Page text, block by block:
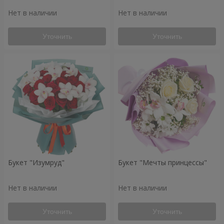
Нет в наличии
Уточнить
Нет в наличии
Уточнить
Букет "Изумруд"
Нет в наличии
Уточнить
Букет "Мечты принцессы"
Нет в наличии
Уточнить